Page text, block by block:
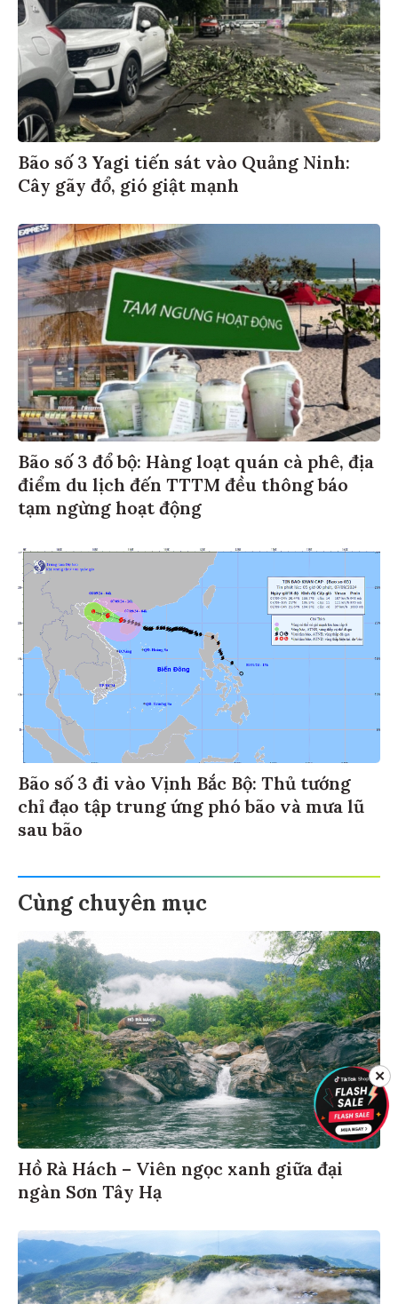
Bão số 3 Yagi tiến sát vào Quảng Ninh:
Cây gãy đổ, gió giật mạnh
Bão số 3 đổ bộ: Hàng loạt quán cà phê, địa
điểm du lịch đến TTTM đều thông báo
tạm ngừng hoạt động
Bão số 3 đi vào Vịnh Bắc Bộ: Thủ tướng
chỉ đạo tập trung ứng phó bão và mưa lũ
sau bão
Cùng chuyên mục
Hồ Rà Hách – Viên ngọc xanh giữa đại
ngàn Sơn Tây Hạ
✕